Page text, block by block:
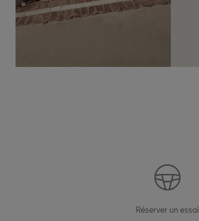
Réserver un essai